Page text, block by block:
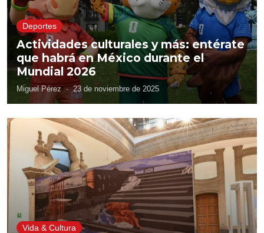
Deportes
Actividades culturales y más: entérate
que habrá en México durante el
Mundial 2026
Miguel Pérez· 23 de noviembre de 2025
Vida & Cultura